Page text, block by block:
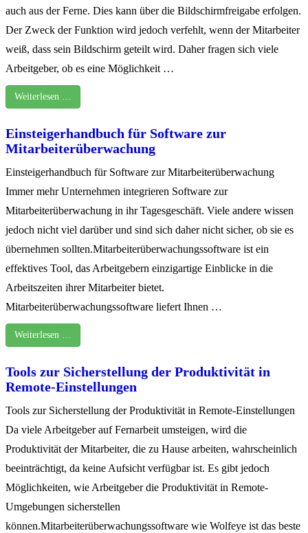
auch aus der Ferne. Dies kann über die Bildschirmfreigabe erfolgen.
Der Zweck der Funktion wird jedoch verfehlt, wenn der Mitarbeiter
weiß, dass sein Bildschirm geteilt wird. Daher fragen sich viele
Arbeitgeber, ob es eine Möglichkeit …
Weiterlesen …
Einsteigerhandbuch für Software zur
Mitarbeiterüberwachung
Einsteigerhandbuch für Software zur Mitarbeiterüberwachung
Immer mehr Unternehmen integrieren Software zur
Mitarbeiterüberwachung in ihr Tagesgeschäft. Viele andere wissen
jedoch nicht viel darüber und sind sich daher nicht sicher, ob sie es
übernehmen sollten.Mitarbeiterüberwachungssoftware ist ein
effektives Tool, das Arbeitgebern einzigartige Einblicke in die
Arbeitszeiten ihrer Mitarbeiter bietet.
Mitarbeiterüberwachungssoftware liefert Ihnen …
Weiterlesen …
Tools zur Sicherstellung der Produktivität in
Remote-Einstellungen
Tools zur Sicherstellung der Produktivität in Remote-Einstellungen
Da viele Arbeitgeber auf Fernarbeit umsteigen, wird die
Produktivität der Mitarbeiter, die zu Hause arbeiten, wahrscheinlich
beeinträchtigt, da keine Aufsicht verfügbar ist. Es gibt jedoch
Möglichkeiten, wie Arbeitgeber die Produktivität in Remote-
Umgebungen sicherstellen
können.Mitarbeiterüberwachungssoftware wie Wolfeye ist das beste